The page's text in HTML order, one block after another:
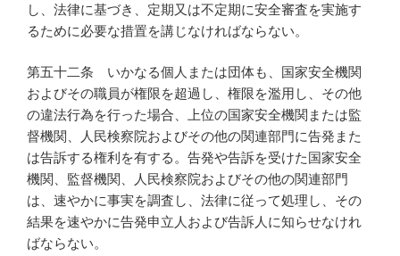
し、法律に基づき、定期又は不定期に安全審査を実施す
るために必要な措置を講じなければならない。
第五十二条 いかなる個人または団体も、国家安全機関
およびその職員が権限を超過し、権限を濫用し、その他
の違法行為を行った場合、上位の国家安全機関または監
督機関、人民検察院およびその他の関連部門に告発また
は告訴する権利を有する。告発や告訴を受けた国家安全
機関、監督機関、人民検察院およびその他の関連部門
は、速やかに事実を調査し、法律に従って処理し、その
結果を速やかに告発申立人および告訴人に知らせなけれ
ばならない。